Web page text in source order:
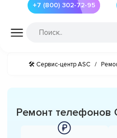
+7 (800) 302-72-95
🛠 Сервис-центр ASC /
Ремонт телефонов